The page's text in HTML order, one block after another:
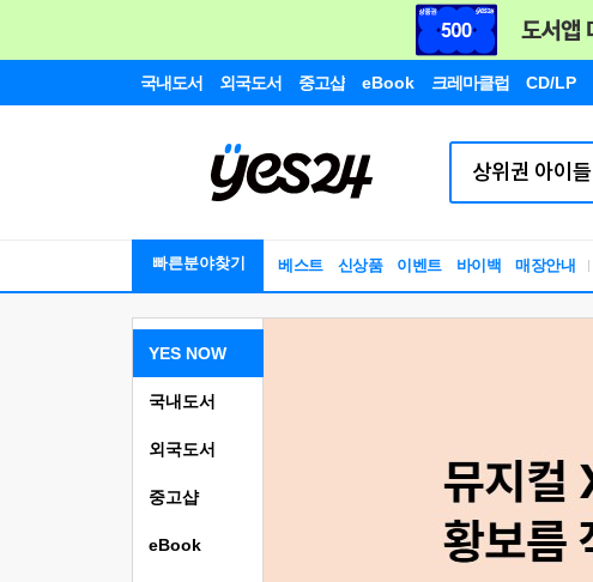
국내도서 외국도서 중고샵 eBook 크레마클럽 CD/LP
빠른분야찾기 베스트 신상품 이벤트 바이백 매장안내
YES NOW
국내도서
외국도서
중고샵
eBook